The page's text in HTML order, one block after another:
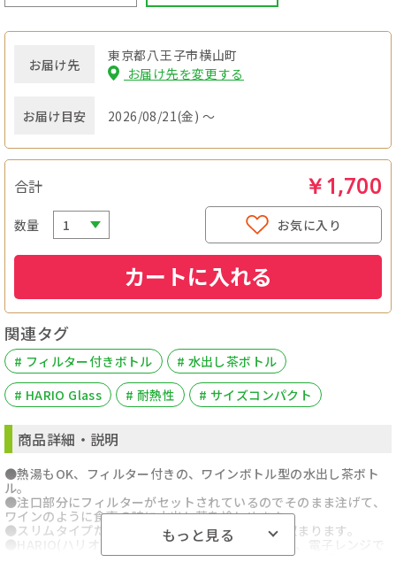
お届け先
東京都八王子市横山町
お届け先を変更する
お届け目安 2026/08/21(金) ～
合計 ￥1,700
数量 お気に入り
カートに入れる
関連タグ
# フィルター付きボトル
# 水出し茶ボトル
# HARIO Glass
# 耐熱性 # サイズコンパクト
商品詳細・説明
●熱湯もOK、フィルター付きの、ワインボトル型の水出し茶ボト
ル。
●注口部分にフィルターがセットされているのでそのまま注げて、
ワインのように食事の時に水出し茶を愉しめます。
●スリムタイプだから、冷蔵庫の扉ポケットにも収まります。
●HARIO(ハリオ)のガラスは熱に強く、酸にも強く、電子レンジで
も使える特性がある優れたガラスだから、麦茶やほうじ茶をはじ
もっと見る